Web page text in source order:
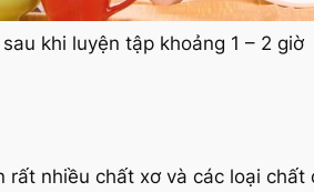
khi luyện tập khoảng 1 – 2 giờ
rất nhiều chất xơ và các loại